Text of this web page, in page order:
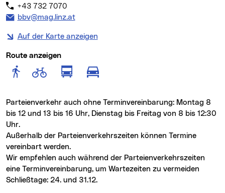
+43 732 7070
E-Mail Adresse:
bbv@mag.linz.at
Auf der Karte anzeigen
Route anzeigen
Route anzeigen für Fußgänger
Route anzeigen für
Route anzeigen für
Route anzeigen für
Parteienverkehr auch ohne Terminvereinbarung: Montag 8
bis 12 und 13 bis 16 Uhr, Dienstag bis Freitag von 8 bis 12:30
Uhr.
Außerhalb der Parteienverkehrszeiten können Termine
vereinbart werden.
Wir empfehlen auch während der Parteienverkehrszeiten
eine Terminvereinbarung, um Wartezeiten zu vermeiden
Schließtage: 24. und 31.12.